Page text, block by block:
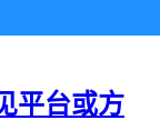
平台或方